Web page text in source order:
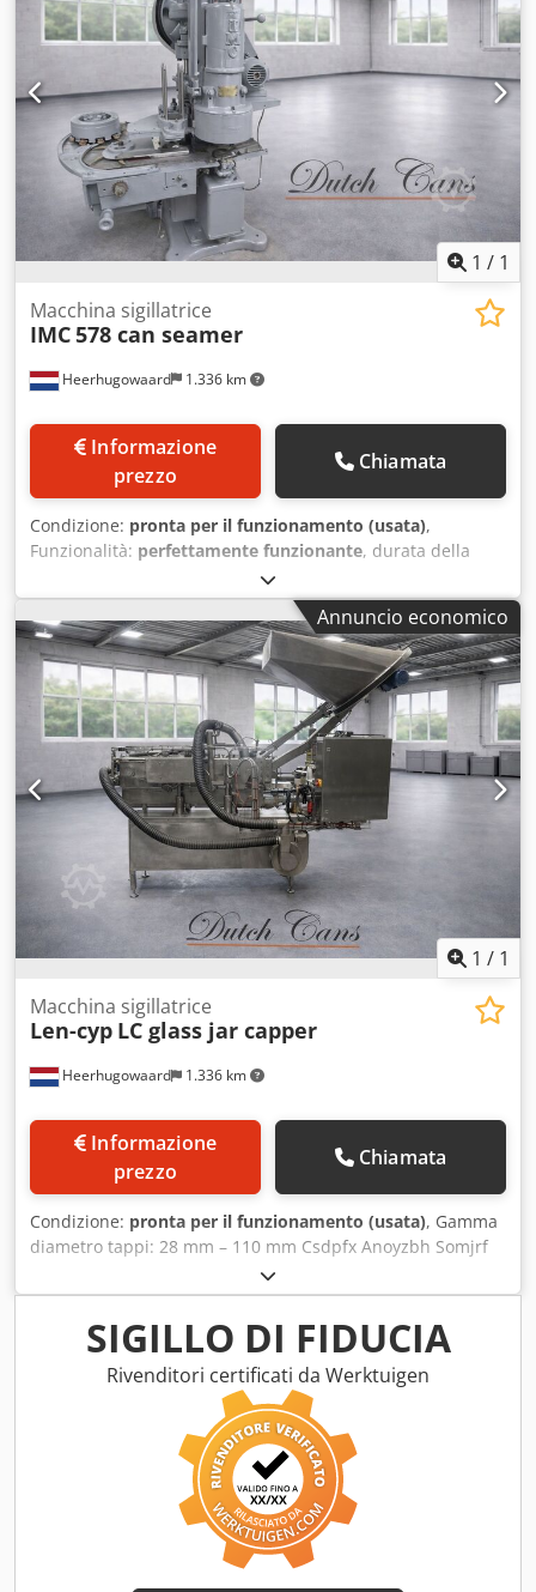
1 / 1
Heerhugowaard 1.336 km
Macchina sigillatrice
IMC578 can seamer
prezzo
Chiamata
Condizione: pronta per il funzionamento (usata),
Funzionalità: perfettamente funzionante, durata della
, - Gamma di diametri: 52,5 mm – 108 mm
Crsdpfx Aewlkg Eenmjf - Intervallo di altezza: 25 – 155 mm
- Capacità produttiva: fino a 80 c.p.m. - Utensili per circa:
Diverse misure disponibili
Annuncio economico
1 / 1
Heerhugowaard 1.336 km
Macchina sigillatrice
Len-cyp LC glass jar capper
prezzo
Chiamata
Condizione: pronta per il funzionamento (usata), Gamma
diametro tappi: 28 mm – 110 mm Csdpfx Anoyzbh Somjrf
Gamma diametro vasi: 30 mm – 99 mm Iniezione di vapore
Alimentazione lineare
SIGILLO DI FIDUCIA
Rivenditori certificati da Werktuigen